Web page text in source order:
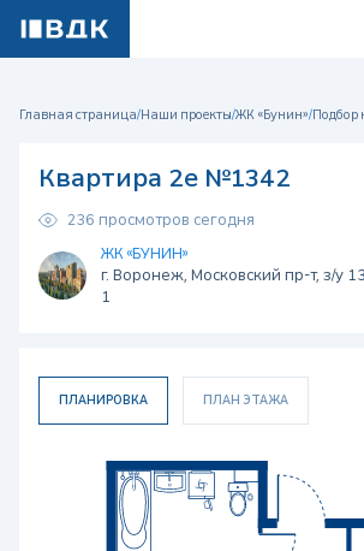
Главная страница/Наши проекты/ЖК «Бунин»/Подбор
Квартира 2е №1342
236 просмотров сегодня
ЖК «БУНИН»
г. Воронеж, Московский пр-т, з/у
1
ПЛАНИРОВКА ПЛАН ЭТАЖА